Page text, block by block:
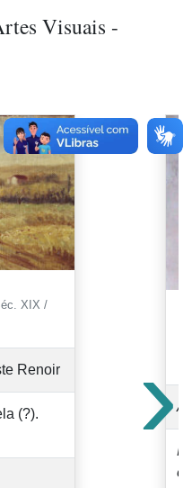
Visuais -
XIX /
Renoir
(?). ›